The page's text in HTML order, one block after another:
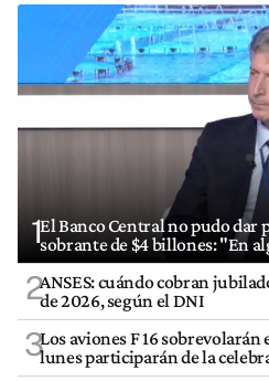
1El Banco Central no pudo dar
sobrante de $4 billones: "En
2ANSES: cuándo cobran
de 2026, según el DNI
3Los aviones F 16
lunes participarán de la